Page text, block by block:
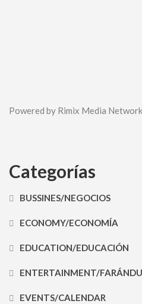
Powered by Rimix Media
Categorías
BUSSINES/NEGOCIOS
ECONOMY/ECONOMÍA
EDUCATION/EDUCACIÓN
ENTERTAINMENT/
EVENTS/CALENDAR